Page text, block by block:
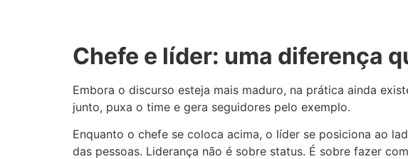
Chefe e líder: uma diferença
Embora o discurso esteja mais maduro, na prática ainda
junto, puxa o time e gera seguidores pelo exemplo.
Enquanto o chefe se coloca acima, o líder se posiciona ao
das pessoas. Liderança não é sobre status. É sobre fazer